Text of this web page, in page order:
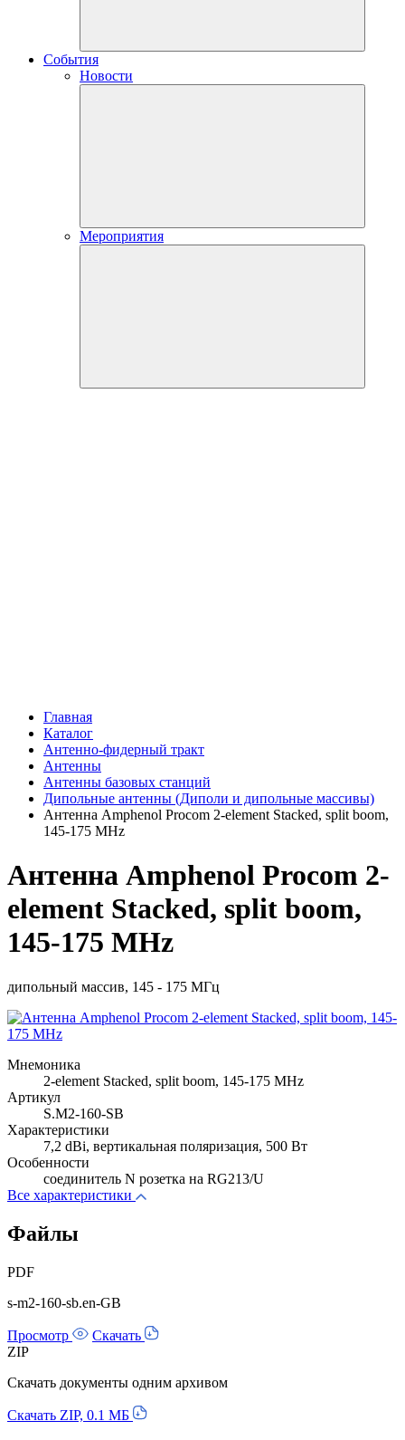
События
Новости
Мероприятия
Главная
Каталог
Антенно-фидерный тракт
Антенны
Антенны базовых станций
Дипольные антенны (Диполи и дипольные массивы)
Антенна Amphenol Procom 2-element Stacked, split boom,
145-175 MHz
Антенна Amphenol Procom 2-
element Stacked, split boom,
145-175 MHz
дипольный массив, 145 - 175 МГц
Мнемоника
2-element Stacked, split boom, 145-175 MHz
Артикул
S.M2-160-SB
Характеристики
7,2 dBi, вертикальная поляризация, 500 Вт
Особенности
соединитель N розетка на RG213/U
Все характеристики
Файлы
PDF
s-m2-160-sb.en-GB
Просмотр
Скачать
ZIP
Скачать документы одним архивом
Скачать ZIP, 0.1 МБ